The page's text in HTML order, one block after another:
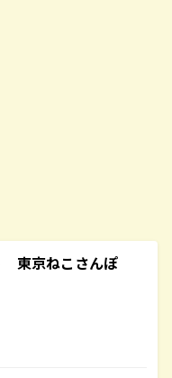
東京ねこさんぽ